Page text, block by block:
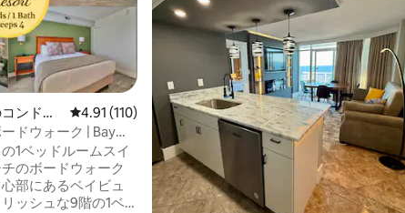
平均評価
ンドミ
レビュー110件、5つ星中4.91つ星の平均評価
4.91 (110)
ドウォーク | Bay
1ベッドルームスイ
のボードウォーク
部にあるベイビュ
ッシュな9階の1ベ